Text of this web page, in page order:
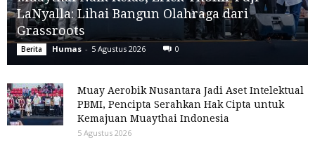
LaNyalla: Lihai Bangun Olahraga dari
Grassroots
Berita Humas - 5 Agustus 2026 0
Muay Aerobik Nusantara Jadi Aset Intelektual
PBMI, Pencipta Serahkan Hak Cipta untuk
Kemajuan Muaythai Indonesia
5 Agustus 2026